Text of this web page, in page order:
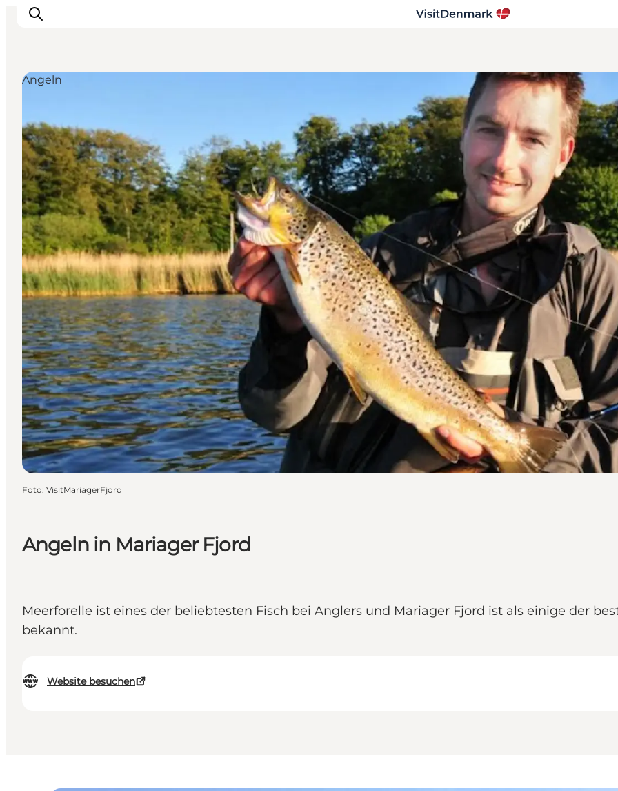
Inspiration
Regionen
Erlebnisse
Unterkünfte
Reiseplanung
Angeln in Mariager Fjord
Meerforelle ist eines der beliebtesten Fisch bei Anglers und Mariager Fjord ist als einige der
bekannt.
Website besuchen
Angeln
Foto: VisitMariagerFjord